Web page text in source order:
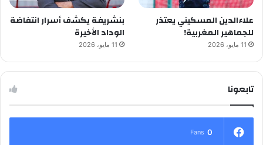
علاءالدين المسكيني يعتذر
للجماهير المغربية!
11 مايو، 2026
بنشريفة يكشف أسرار انتفاضة
الوداد الأخيرة
11 مايو، 2026
تابعونا
0
Fans